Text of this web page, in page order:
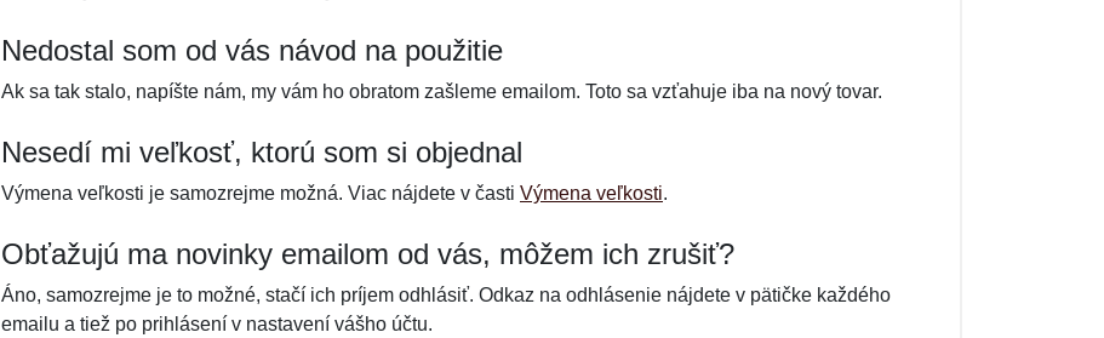
Nedostal som od vás návod na použitie
Ak sa tak stalo, napíšte nám, my vám ho obratom zašleme emailom. Toto sa vzťahuje iba na nový tovar.
Nesedí mi veľkosť, ktorú som si objednal
Výmena veľkosti je samozrejme možná. Viac nájdete v časti Výmena veľkosti.
Obťažujú ma novinky emailom od vás, môžem ich zrušiť?
Áno, samozrejme je to možné, stačí ich príjem odhlásiť. Odkaz na odhlásenie nájdete v pätičke každého
emailu a tiež po prihlásení v nastavení vášho účtu.